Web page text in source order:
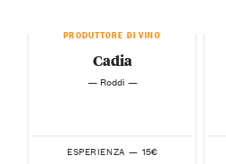
PRODUTTORE DI VINO
Cadia
— Roddi —
ESPERIENZA — 15€